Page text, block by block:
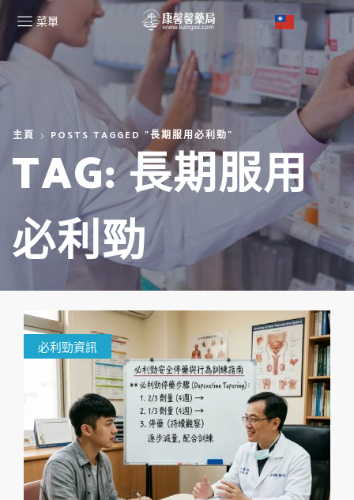
菜單
主頁 POSTS TAGGED "長期服用必利勁"
TAG: 長期服用
必利勁
必利勁資訊